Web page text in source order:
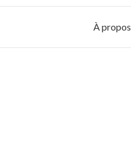
À propos